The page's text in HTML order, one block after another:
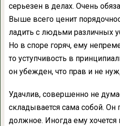
серьезен в делах. Очень
Выше всего ценит
ладить с людьми различных
Но в споре горяч, ему
то уступчивость в
он убежден, что прав и не
Удачлив, совершенно не
складывается сама собой. Он
должное. Иногда ему хочется